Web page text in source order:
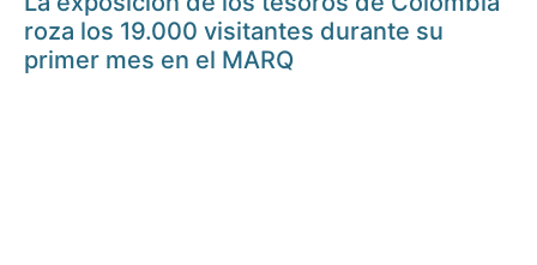
roza los 19.000 visitantes durante su
primer mes en el MARQ